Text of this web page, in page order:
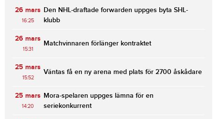
26 mars
16:25
Den NHL-draftade forwarden uppges byta SHL-
klubb
26 mars
15:31
Matchvinnaren förlänger kontraktet
25 mars
15:52
Väntas få en ny arena med plats för 2700 åskådare
25 mars
14:20
Mora-spelaren uppges lämna för en
seriekonkurrent